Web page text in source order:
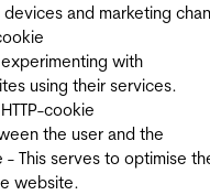
and marketing
with
using their services.
cookie
the user and the
This serves to optimise
website.